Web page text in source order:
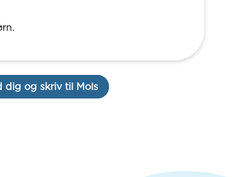
dig og skriv til Mols